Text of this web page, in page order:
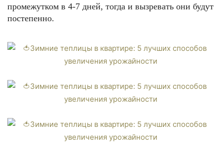
промежутком в 4-7 дней, тогда и вызревать они будут
постепенно.